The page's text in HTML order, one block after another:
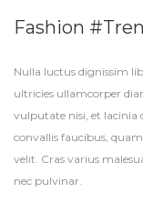
Fashion
Nulla luctus dignissim
ultricies ullamcorper
vulputate nisi, et lacinia
convallis faucibus,
velit. Cras varius
nec pulvinar.